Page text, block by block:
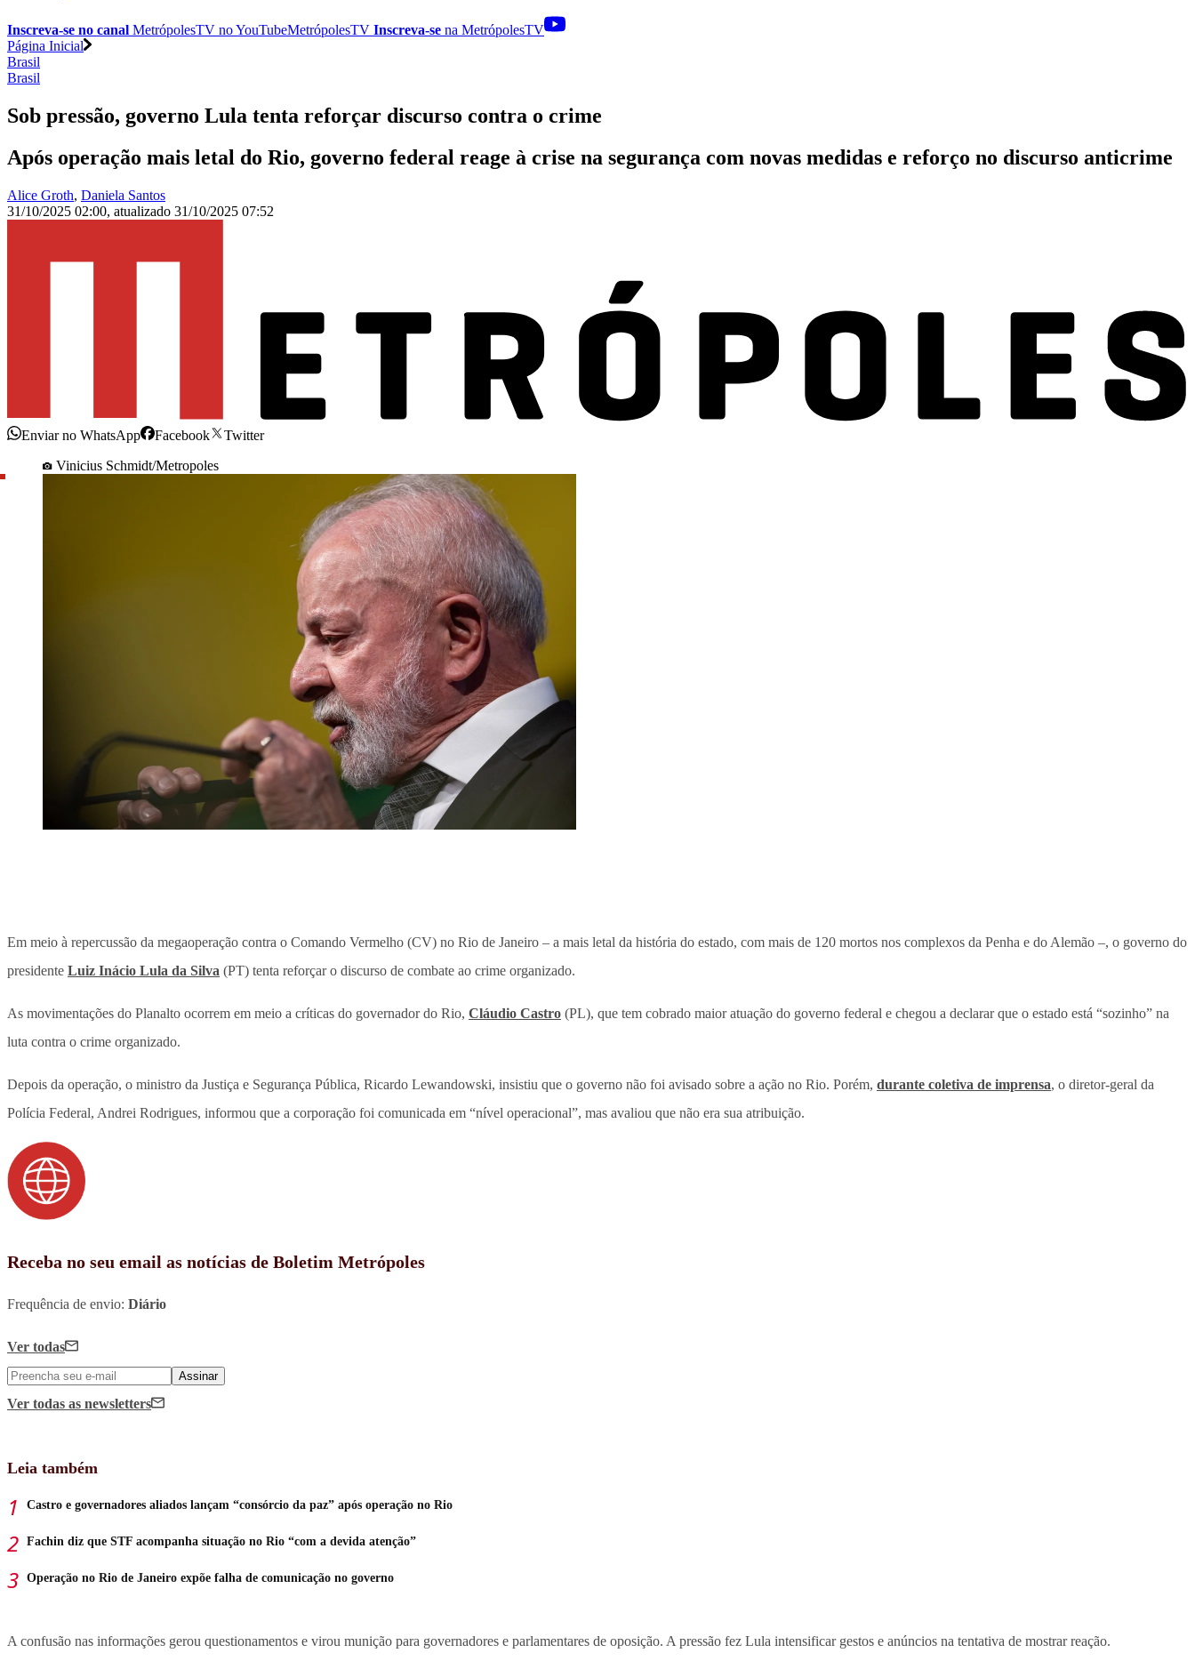
Inscreva-se no canal MetrópolesTV noYouTubeMetrópolesTV Inscreva-se na MetrópolesTV
Página Inicial
Brasil
Brasil
Sob pressão, governo Lula tenta reforçar discurso contra o crime
Após operação mais letal do Rio, governo federal reage à crise na segurança com novas medidas e reforço no discurso anticrime
Alice Groth, Daniela Santos
31/10/2025 02:00, atualizado 31/10/2025 07:52
Enviar no WhatsApp Facebook
Twitter
Vinicius Schmidt/Metropoles
Em meio à repercussão da megaoperação contra o Comando Vermelho (CV) no Rio de Janeiro – a mais letal da história do estado, com mais de 120 mortos nos complexos da Penha e do Alemão –, o governo do
presidente Luiz Inácio Lula da Silva (PT) tenta reforçar o discurso de combate ao crime organizado.
As movimentações do Planalto ocorrem em meio a críticas do governador do Rio, Cláudio Castro (PL), que tem cobrado maior atuação do governo federal e chegou a declarar que o estado está “sozinho” na
luta contra o crime organizado.
Depois da operação, o ministro da Justiça e Segurança Pública, Ricardo Lewandowski, insistiu que o governo não foi avisado sobre a ação no Rio. Porém, durante coletiva de imprensa, o diretor-geral da
Polícia Federal, Andrei Rodrigues, informou que a corporação foi comunicada em “nível operacional”, mas avaliou que não era sua atribuição.
Receba no seu email as notícias de Boletim Metrópoles
Frequência de envio: Diário
Ver todas
Assinar
Ver todas as newsletters
Leia também
Castro e governadores aliados lançam “consórcio da paz” após operação no Rio
Fachin diz que STF acompanha situação no Rio “com a devida atenção”
Operação no Rio de Janeiro expõe falha de comunicação no governo
A confusão nas informações gerou questionamentos e virou munição para governadores e parlamentares de oposição. A pressão fez Lula intensificar gestos e anúncios na tentativa de mostrar reação.